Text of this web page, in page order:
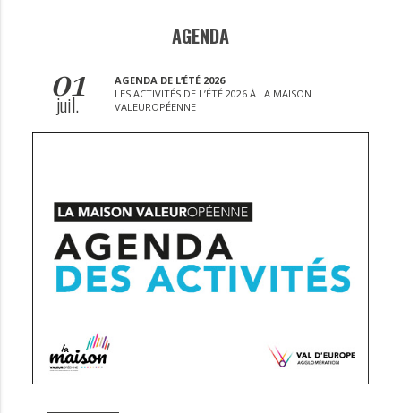
AGENDA
01
juil.
AGENDA DE L’ÉTÉ 2026
LES ACTIVITÉS DE L’ÉTÉ 2026 À LA MAISON
VALEUROPÉENNE